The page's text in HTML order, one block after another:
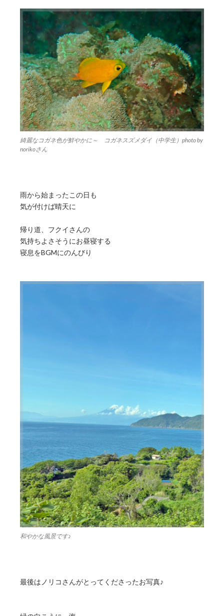
綺麗なコガネ色が鮮やかに～ コガネスズメダイ（中学生）photo by
norikoさん
雨から始まったこの日も
気が付けば晴天に
帰り道、フクイさんの
気持ちよさそうにお昼寝する
寝息をBGMにのんびり
和やかな風景です♪
最後はノリコさんがとってくださったお写真♪